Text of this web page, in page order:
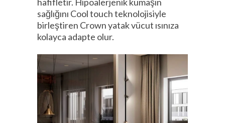
sağlığını Cool touch teknolojisiyle
birleştiren Crown yatak vücut ısınıza
kolayca adapte olur.